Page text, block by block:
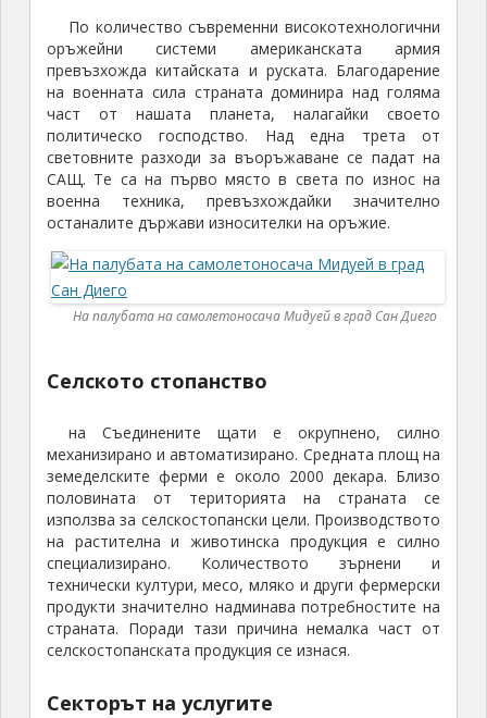
По количество съвременни високотехнологични
оръжейни системи американската армия
превъзхожда китайската и руската. Благодарение
на военната сила страната доминира над голяма
част от нашата планета, налагайки своето
политическо господство. Над една трета от
световните разходи за въоръжаване се падат на
САЩ. Те са на първо място в света по износ на
военна техника, превъзхождайки значително
останалите държави износителки на оръжие.
На палубата на самолетоносача Мидуей в град Сан Диего
Селското стопанство
на Съединените щати е окрупнено, силно
механизирано и автоматизирано. Средната площ на
земеделските ферми е около 2000 декара. Близо
половината от територията на страната се
използва за селскостопански цели. Производството
на растителна и животинска продукция е силно
специализирано. Количеството зърнени и
технически култури, месо, мляко и други фермерски
продукти значително надминава потребностите на
страната. Поради тази причина немалка част от
селскостопанската продукция се изнася.
Секторът на услугите